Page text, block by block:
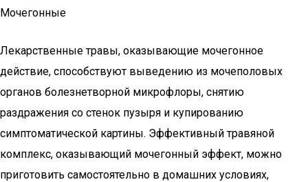
Мочегонные
Лекарственные травы, оказывающие мочегонное
действие, способствуют выведению из мочеполовых
органов болезнетворной микрофлоры, снятию
раздражения со стенок пузыря и купированию
симптоматической картины. Эффективный травяной
комплекс, оказывающий мочегонный эффект, можно
приготовить самостоятельно в домашних условиях,